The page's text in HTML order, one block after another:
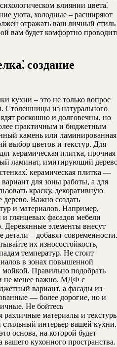
влиянии цвета⁚
уюта, холодные – расширяют
отражать ваш личный
вам будет комфортно
создание
кухни – это не только вопрос
Столешницы из натурального
роскошно и долговечны, но
практичным и бюджетным
камень или ламинированная
выбор цветов и текстур. Для
керамическая плитка,
ламинат, имитирующий
керамическая плитка —
для зоны работы, а для
краску, декоративную
дерево. Важно создать
и материалов. Например,
глянцевых фасадов мебели
Деревянные элементы внесут
детали – добавят современности.
их износостойкость,
температур. Не стоит
в зонах повышенной
Правильно подобрать
не менее важно. МДФ с
вариант, а фасады из
— более дорогие, но и
Не бойтесь
различные материалы и
интерьер вашей кухни.
основа, на которой будет
вашего кухонного пространства.